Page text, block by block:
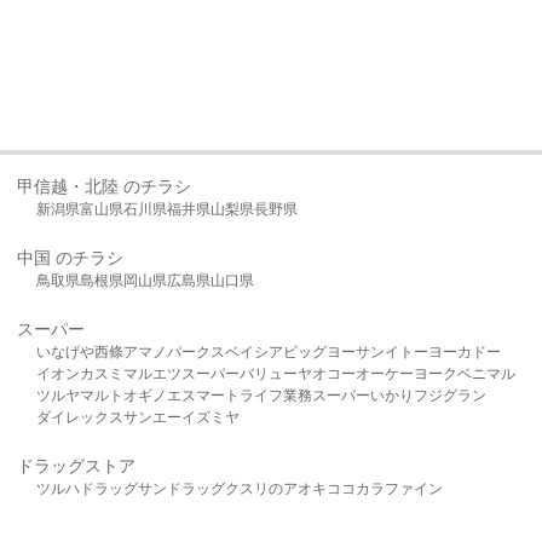
甲信越・北陸 のチラシ
新潟県富山県石川県福井県山梨県長野県
中国 のチラシ
鳥取県島根県岡山県広島県山口県
スーパー
いなげや西條アマノパークスベイシア ビッグヨーサンイトーヨーカドー
イオンカスミ マルエツスーパーバリューヤオコーオーケー ヨークベニマル
ツルヤマルト オギノ エスマート ライフ業務スーパーいかり フジグラン
ダイレックスサンエーイズミヤ
ドラッグストア
ツルハドラッグサンドラッグクスリのアオキ ココカラファイン